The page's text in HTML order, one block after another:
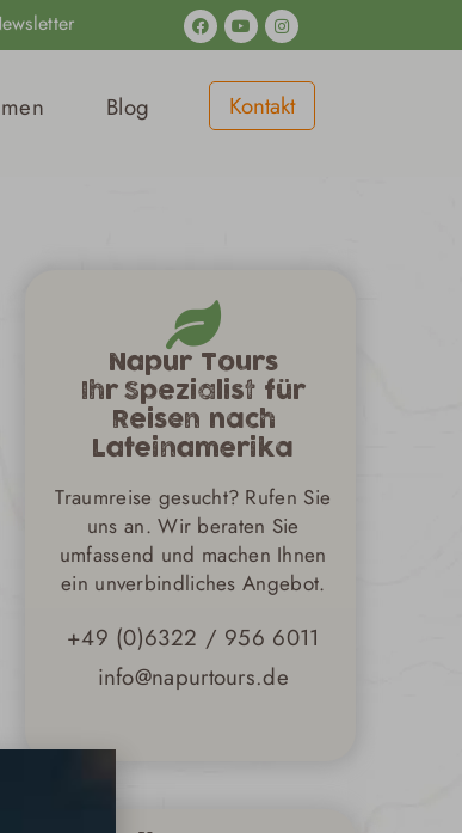
FacebookYoutubeInstagram
Blog Kontakt
Napur Tours
Ihr Spezialist für
Reisen nach
Lateinamerika
Traumreise gesucht? Rufen Sie
uns an. Wir beraten Sie
umfassend und machen Ihnen
ein unverbindliches Angebot.
+49 (0)6322 / 956 6011
info@napurtours.de